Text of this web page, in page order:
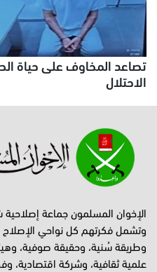
تصاعد المخاوف على حياة
الاحتلال
الإخوان المسلمون جماعة
وتشمل فكرتهم كل نواحي
وطريقة سُنية، وحقيقة صوفية،
علمية ثقافية، وشركة اقتصادية،